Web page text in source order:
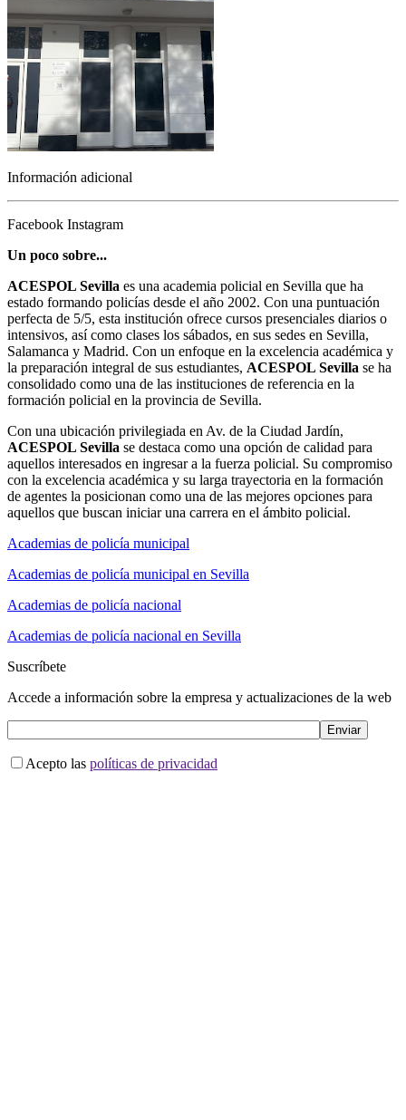
Información adicional
Facebook Instagram
Un poco sobre...
ACESPOL Sevilla es una academia policial en Sevilla que ha
estado formando policías desde el año 2002. Con una puntuación
perfecta de 5/5, esta institución ofrece cursos presenciales diarios o
intensivos, así como clases los sábados, en sus sedes en Sevilla,
Salamanca y Madrid. Con un enfoque en la excelencia académica y
la preparación integral de sus estudiantes, ACESPOL Sevilla se ha
consolidado como una de las instituciones de referencia en la
formación policial en la provincia de Sevilla.
Con una ubicación privilegiada en Av. de la Ciudad Jardín,
ACESPOL Sevilla se destaca como una opción de calidad para
aquellos interesados en ingresar a la fuerza policial. Su compromiso
con la excelencia académica y su larga trayectoria en la formación
de agentes la posicionan como una de las mejores opciones para
aquellos que buscan iniciar una carrera en el ámbito policial.
Academias de policía municipal
Academias de policía municipal en Sevilla
Academias de policía nacional
Academias de policía nacional en Sevilla
Suscríbete
Accede a información sobre la empresa y actualizaciones de la web
Acepto las políticas de privacidad